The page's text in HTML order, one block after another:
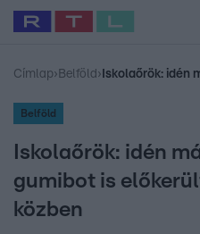
Legfrissebb RTL Híradó
Babits Marcella
Címlap› Belföld ›
Belföld
Iskolaőrök: idén
gumibot is
közben